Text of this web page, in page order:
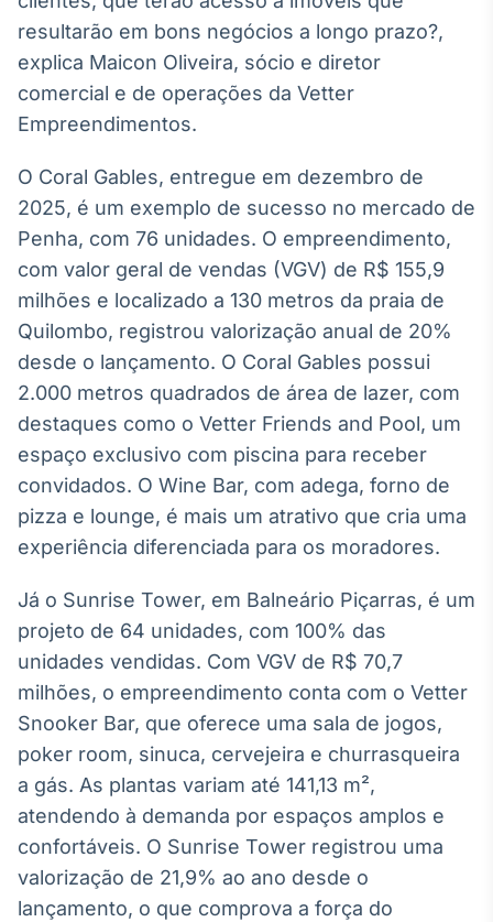
IA
Em breve
Em breve
Gestão de
Investimentos
Em breve
Tokenização
de ativos
Crédito
Em breve
resultarão em bons negócios a longo prazo?,
explica Maicon Oliveira, sócio e diretor
comercial e de operações da Vetter
Empreendimentos.
O Coral Gables, entregue em dezembro de
2025, é um exemplo de sucesso no mercado de
Penha, com 76 unidades. O empreendimento,
com valor geral de vendas (VGV) de R$ 155,9
milhões e localizado a 130 metros da praia de
Quilombo, registrou valorização anual de 20%
desde o lançamento. O Coral Gables possui
2.000 metros quadrados de área de lazer, com
destaques como o Vetter Friends and Pool, um
espaço exclusivo com piscina para receber
convidados. O Wine Bar, com adega, forno de
pizza e lounge, é mais um atrativo que cria uma
experiência diferenciada para os moradores.
Já o Sunrise Tower, em Balneário Piçarras, é um
projeto de 64 unidades, com 100% das
unidades vendidas. Com VGV de R$ 70,7
milhões, o empreendimento conta com o Vetter
Snooker Bar, que oferece uma sala de jogos,
poker room, sinuca, cervejeira e churrasqueira
a gás. As plantas variam até 141,13 m²,
atendendo à demanda por espaços amplos e
confortáveis. O Sunrise Tower registrou uma
valorização de 21,9% ao ano desde o
lançamento, o que comprova a força do